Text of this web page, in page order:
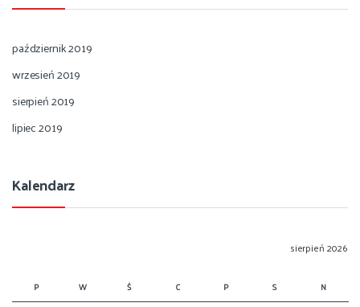
październik 2019
wrzesień 2019
sierpień 2019
lipiec 2019
Kalendarz
sierpień 2026
P W Ś C P S N